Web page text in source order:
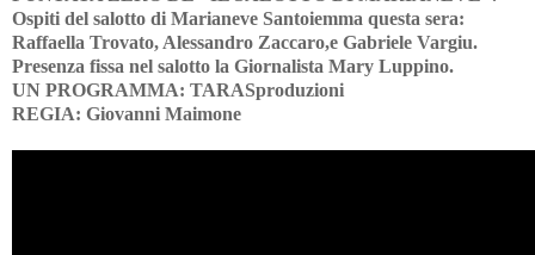
Ospiti del salotto di Marianeve Santoiemma questa sera:
Raffaella Trovato, Alessandro Zaccaro,e Gabriele Vargiu.
Presenza fissa nel salotto la Giornalista Mary Luppino.
UN PROGRAMMA: TARASproduzioni
REGIA: Giovanni Maimone